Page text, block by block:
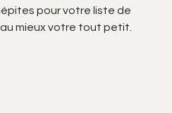
pour votre liste de
mieux votre tout petit.